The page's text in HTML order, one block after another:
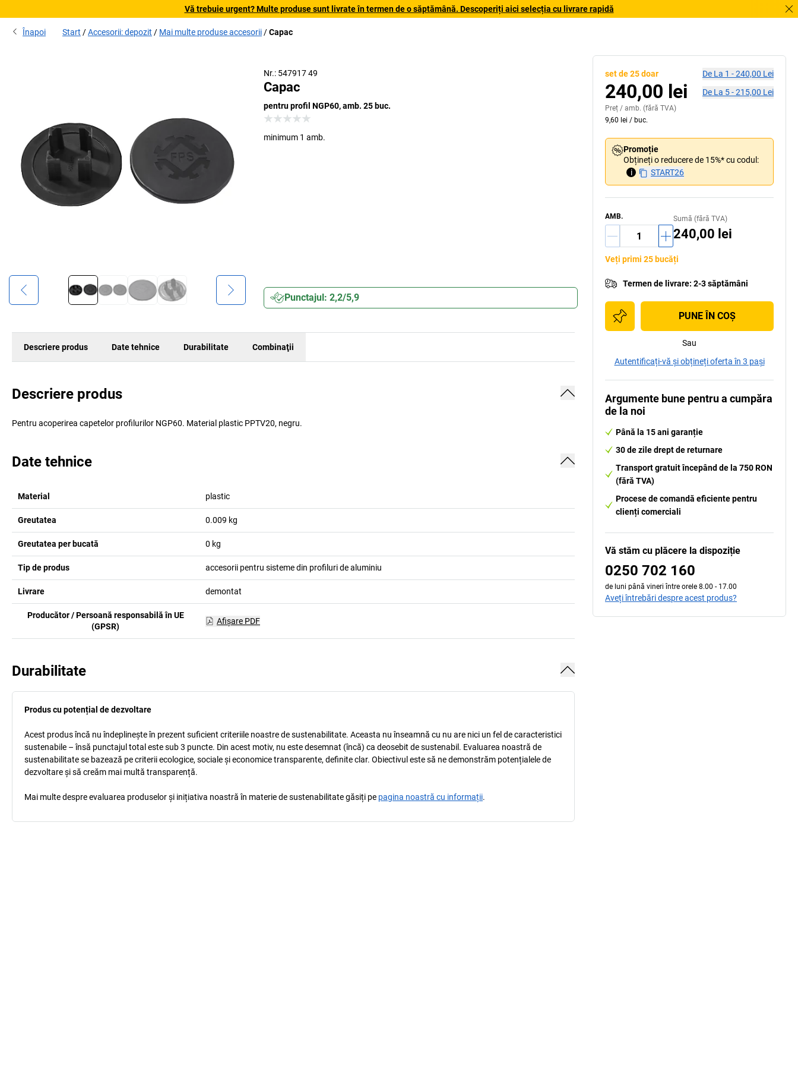
Vă trebuie urgent? Multe produse sunt livrate în termen de o săptămână. Descoperiți aici selecția cu livrare rapidă
Înapoi Start Accesorii: depozit Mai multe produse accesorii Capac
Nr.: 547917 49
Capac
pentru profil NGP60, amb. 25 buc.
minimum 1 amb.
Punctajul: 2,2/5,9
Descriere produs Date tehnice Durabilitate Combinaţii
Descriere produs
Pentru acoperirea capetelor profilurilor NGP60. Material plastic PPTV20, negru.
Date tehnice
Material plastic
Greutatea 0.009 kg
Greutatea per bucată 0 kg
Tip de produs accesorii pentru sisteme din profiluri de aluminiu
Livrare demontat
Producător / Persoană responsabilă în UE
(GPSR)
Afişare PDF
Durabilitate
Produs cu potențial de dezvoltare
Acest produs încă nu îndeplinește în prezent suficient criteriile noastre de sustenabilitate. Aceasta nu înseamnă cu nu are nici un fel de caracteristici
sustenabile – însă punctajul total este sub 3 puncte. Din acest motiv, nu este desemnat (încă) ca deosebit de sustenabil. Evaluarea noastră de
sustenabilitate se bazează pe criterii ecologice, sociale și economice transparente, definite clar. Obiectivul este să ne demonstrăm potențialele de
dezvoltare și să creăm mai multă transparență.
Mai multe despre evaluarea produselor și inițiativa noastră în materie de sustenabilitate găsiți pe pagina noastră cu informații.
set de 25 doar
240,00 lei
Preț / amb. (fără TVA)
9,60 lei / buc.
De La 1 -240,00 Lei
De La 5-215,00 Lei
Promoție
Obțineți o reducere de 15%* cu codul:
i
START26
AMB. Sumă (fără TVA)
240,00 lei
Veți primi 25 bucăți
Termen de livrare: 2-3 săptămâni
PUNE ÎN COŞ
Sau
Autentificați-vă și obțineți oferta în 3 pași
Argumente bune pentru a cumpăra
de la noi
Până la 15 ani garanție
30 de zile drept de returnare
Transport gratuit începând de la 750 RON
(fără TVA)
Procese de comandă eficiente pentru
clienți comerciali
Vă stăm cu plăcere la dispoziție
0250 702 160
de luni până vineri între orele 8.00 - 17.00
Aveți întrebări despre acest produs?